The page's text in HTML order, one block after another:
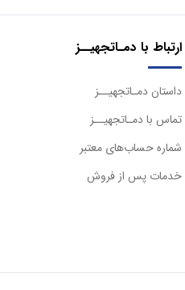
ارتباط با دمـاتجهیــز
داستان دمـاتجهیــز
تماس با دمـاتجهیــز
شماره حساب‌های معتبر
خدمات پس از فروش